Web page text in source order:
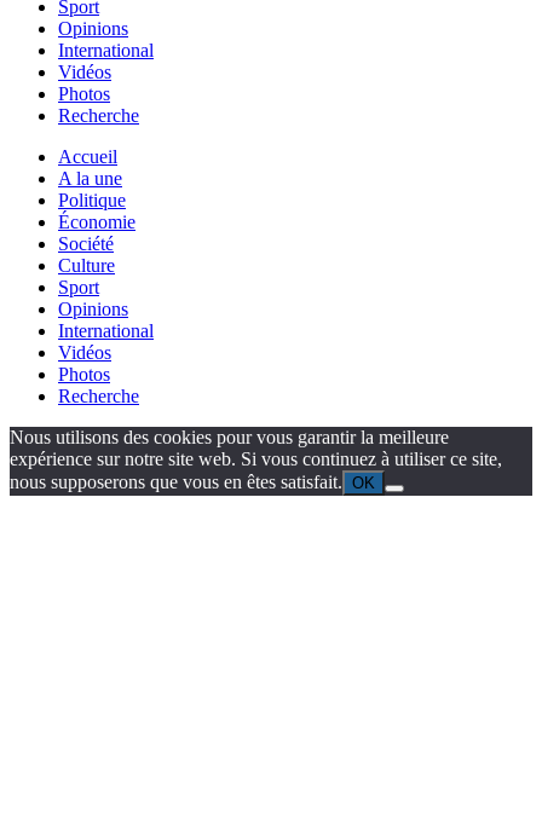
Sport
Opinions
International
Vidéos
Photos
Recherche
Accueil
A la une
Politique
Économie
Société
Culture
Sport
Opinions
International
Vidéos
Photos
Recherche
Nous utilisons des cookies pour vous garantir la meilleure
expérience sur notre site web. Si vous continuez à utiliser ce site,
nous supposerons que vous en êtes satisfait. OK